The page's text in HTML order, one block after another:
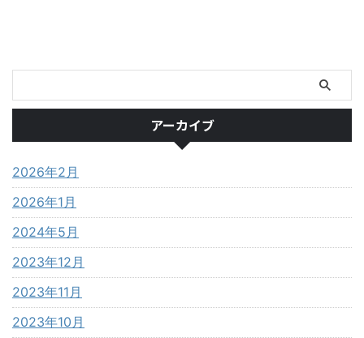
アーカイブ
2026年2月
2026年1月
2024年5月
2023年12月
2023年11月
2023年10月